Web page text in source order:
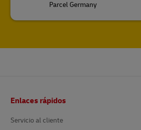
Parcel Germany
de
Enlaces rápidos
Servicio al cliente